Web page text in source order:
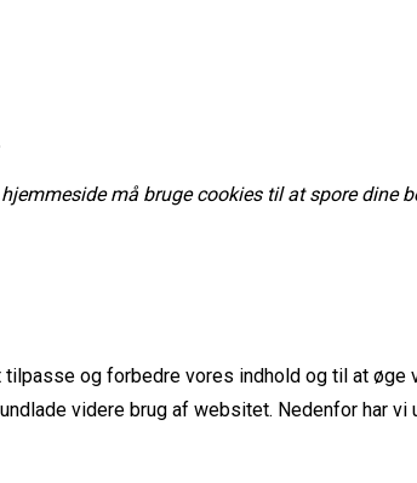
må bruge cookies til at spore dine
og forbedre vores indhold og til at
videre brug af websitet. Nedenfor har